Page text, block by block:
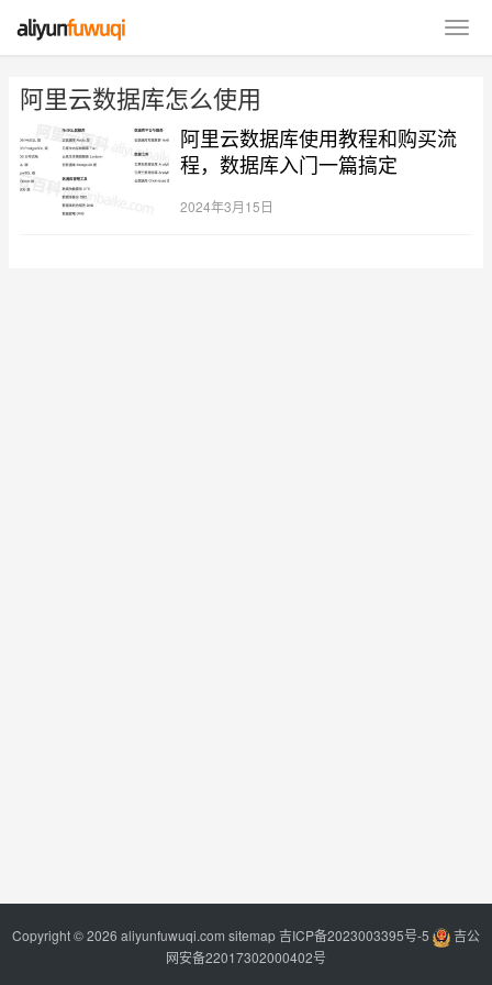
阿里云数据库怎么使用
阿里云数据库使用教程和购买流
程，数据库入门一篇搞定
2024年3月15日
Copyright © 2026 aliyunfuwuqi.com sitemap吉ICP备2023003395号-5
吉公
网安备22017302000402号